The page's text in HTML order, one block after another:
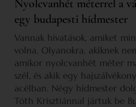
Nyolcvanhét méterrel a
egy budapesti hídmester
Vannak hivatások, amiket
volna. Olyanokra, akiknek
amikor nyolcvanhét méter
szél, és akik egy
acélban. Négy hídmester
Tóth Krisztiánnal jártuk be